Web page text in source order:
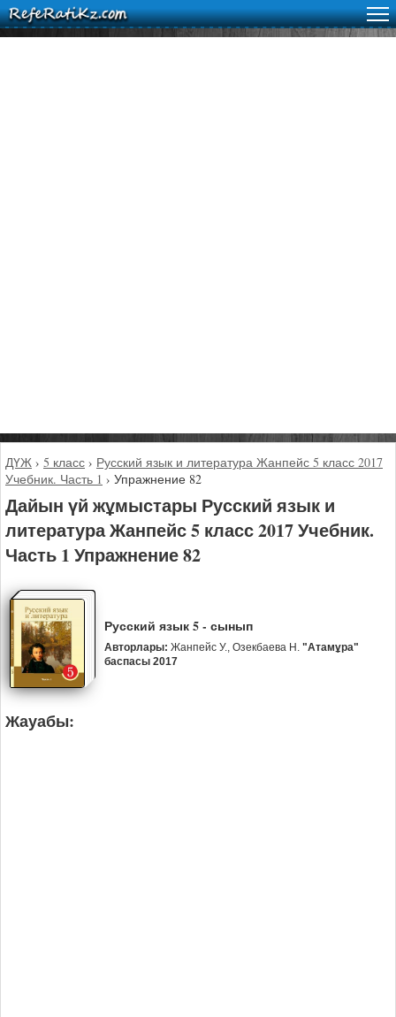
ДҮЖ › 5 класс › Русский язык и литература Жанпейс 5 класс 2017
Учебник. Часть 1 › Упражнение 82
Дайын үй жұмыстары Русский язык и
литература Жанпейс 5 класс 2017 Учебник.
Часть 1 Упражнение 82
Русский язык 5 - сынып
Авторлары: Жанпейс У., Озекбаева Н. "Атамұра"
баспасы 2017
Жауабы: